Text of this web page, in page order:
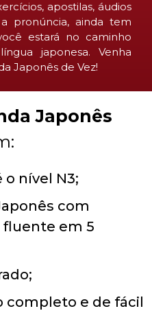
apostilas, áudios
pronúncia, ainda tem
estará no caminho
japonesa. Venha
Japonês de Vez!
Japonês
o nível N3;
com
fluente em 5
completo e de fácil